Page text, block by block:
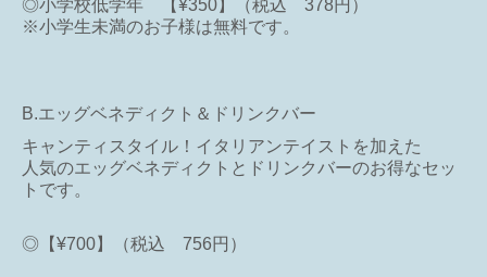
◎小学校低学年 【¥350】（税込 378円）
※小学生未満のお子様は無料です。
B.エッグベネディクト＆ドリンクバー
キャンティスタイル！イタリアンテイストを加えた
人気のエッグベネディクトとドリンクバーのお得なセッ
トです。
◎【¥700】（税込 756円）